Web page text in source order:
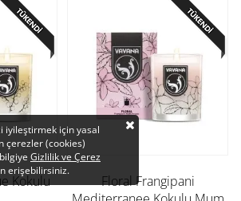
Kokulu
Floral Frangipani
iyileştirmek için yasal
çerezler (cookies)
Gizlilik ve Çerez
erişebilirsiniz.